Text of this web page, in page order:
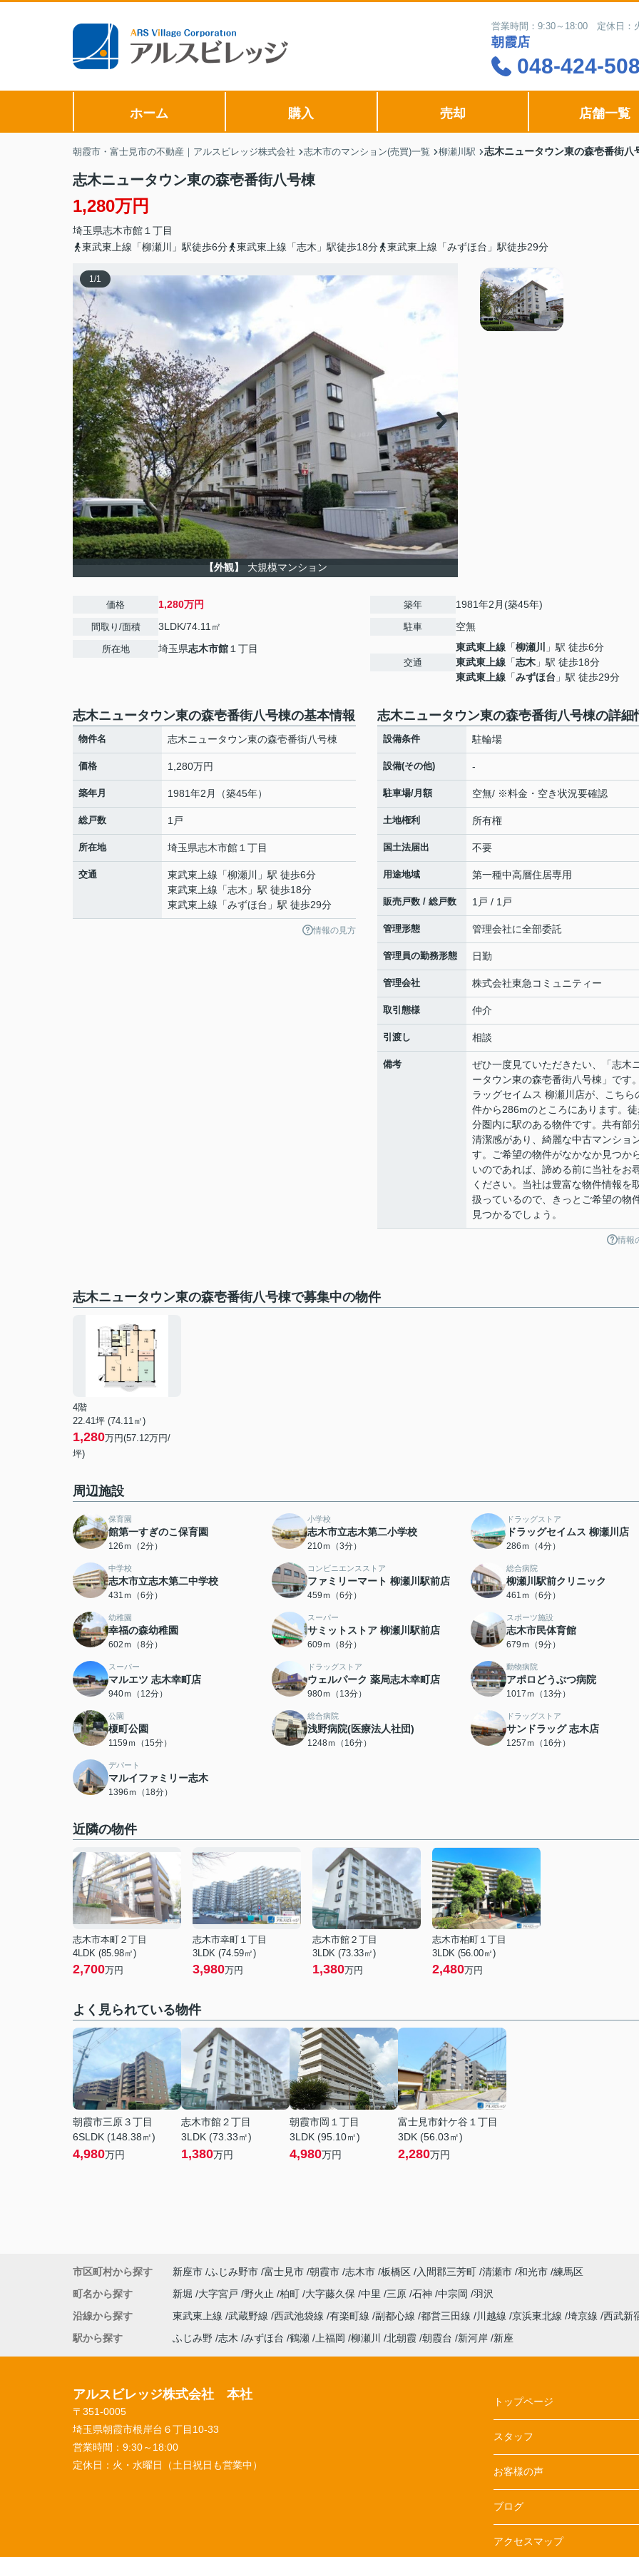
営業時間：9:30～18:00 定休日：
朝霞店
048-424-
ホーム 購入 売却 店舗一覧
朝霞市・富士見市の不動産｜アルスビレッジ株式会社 志木市のマンション(売買)一覧 柳瀬川駅 志木ニュータウン東の森壱番街八
志木ニュータウン東の森壱番街八号棟
1,280万円
埼玉県志木市館 １丁目
東武東上線「柳瀬川」駅徒歩6分
東武東上線「志木」駅徒歩18分 東武東上線「みずほ台」駅徒歩29分
1/1
【外観】 大規模マンション
価格 1,280万円
間取り/面積 3LDK/74.11㎡
所在地 埼玉県志木市館 １丁目
築年 1981年2月(築45年)
駐車 空無
交通
東武東上線 「柳瀬川
」駅 徒歩6分
東武東上線 「志木 」駅 徒歩18分
東武東上線 「みずほ台 」駅 徒歩29分
志木ニュータウン東の森壱番街八号棟の基本情報
物件名 志木ニュータウン東の森壱番街八号棟
価格 1,280万円
築年月 1981年2月（築45年）
総戸数 1戸
所在地 埼玉県志木市館 １丁目
交通 東武東上線 「柳瀬川
」駅 徒歩6分
東武東上線 「志木 」駅 徒歩18分
東武東上線 「みずほ台 」駅 徒歩29分
情報の見方
志木ニュータウン東の森壱番街八号棟の詳細
設備条件 駐輪場
設備(その他) -
駐車場/月額 空無/ ※料金・空き状況要確認
土地権利 所有権
国土法届出 不要
用途地域 第一種中高層住居専用
販売戸数 / 総戸数 1戸 / 1戸
管理形態 管理会社に全部委託
管理員の勤務形態 日勤
管理会社 株式会社東急コミュニティー
取引態様 仲介
引渡し 相談
備考
ぜひ一度見ていただきたい、「志木
ータウン東の森壱番街八号棟」です
ラッグセイムス 柳瀬川店が、こちら
件から286mのところにあります。
分圏内に駅のある物件です。共有部
清潔感があり、綺麗な中古マンショ
す。ご希望の物件がなかなか見つか
いのであれば、諦める前に当社をお
ください。当社は豊富な物件情報を
扱っているので、きっとご希望の物
見つかるでしょう。
情報
志木ニュータウン東の森壱番街八号棟で募集中の物件
4階
22.41坪 (74.11㎡)
1,280万円(57.12万円/
坪)
周辺施設
保育園
館第一すぎのこ保育園
126ｍ（2分）
小学校
志木市立志木第二小学校
210ｍ（3分）
ドラッグストア
ドラッグセイムス 柳瀬川店
286ｍ（4分）
中学校
志木市立志木第二中学校
431ｍ（6分）
コンビニエンスストア
ファミリーマート 柳瀬川駅前店
459ｍ（6分）
総合病院
柳瀬川駅前クリニック
461ｍ（6分）
幼稚園
幸福の森幼稚園
602ｍ（8分）
スーパー
サミットストア 柳瀬川駅前店
609ｍ（8分）
スポーツ施設
志木市民体育館
679ｍ（9分）
スーパー
マルエツ 志木幸町店
940ｍ（12分）
ドラッグストア
ウェルパーク 薬局志木幸町店
980ｍ（13分）
動物病院
アポロどうぶつ病院
1017ｍ（13分）
公園
榎町公園
1159ｍ（15分）
総合病院
浅野病院(医療法人社団)
1248ｍ（16分）
ドラッグストア
サンドラッグ 志木店
1257ｍ（16分）
デパート
マルイファミリー志木
1396ｍ（18分）
近隣の物件
志木市本町２丁目
4LDK (85.98㎡)
2,700万円
志木市幸町１丁目
3LDK (74.59㎡)
3,980万円
志木市館２丁目
3LDK (73.33㎡)
1,380万円
志木市柏町１丁目
3LDK (56.00㎡)
2,480万円
よく見られている物件
朝霞市三原３丁目
6SLDK (148.38㎡)
4,980万円
志木市館２丁目
3LDK (73.33㎡)
1,380万円
朝霞市岡１丁目
3LDK (95.10㎡)
4,980万円
富士見市針ケ谷１丁目
3DK (56.03㎡)
2,280万円
市区町村から探す 新座市 ふじみ野市 富士見市 朝霞市 志木市 板橋区 入間郡三芳町 清瀬市 和光市 練馬区
町名から探す
新堀 大字宮戸 野火止 柏町 大字藤久保 中里 三原 石神 中宗岡
羽沢
沿線から探す
東武東上線 武蔵野線 西武池袋線 有楽町線 副都心線 都営三田線 川越線 京浜東北線 埼京線 西武新
駅から探す
ふじみ野 志木 みずほ台 鶴瀬 上福岡 柳瀬川 北朝霞 朝霞台 新河岸 新座
アルスビレッジ株式会社 本社
〒351-0005
埼玉県朝霞市根岸台６丁目10-33
営業時間： 9:30～18:00
定休日： 火・水曜日（土日祝日も営業中）
トップページ
スタッフ
お客様の声
ブログ
アクセスマップ